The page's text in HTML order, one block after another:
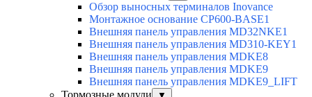
Обзор выносных терминалов Inovance
Монтажное основание CP600-BASE1
Внешняя панель управления MD32NKE1
Внешняя панель управления MD310-KEY1
Внешняя панель управления MDKE8
Внешняя панель управления MDKE9
Внешняя панель управления MDKE9_LIFT